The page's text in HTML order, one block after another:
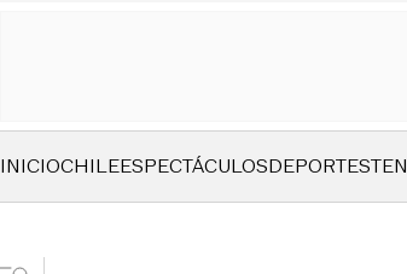
INICIOCHILEESPECTÁCULOSDEPORTES